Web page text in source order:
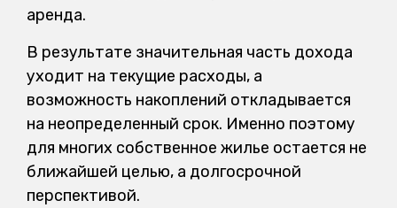
аренда.
В результате значительная часть дохода
уходит на текущие расходы, а
возможность накоплений откладывается
на неопределенный срок. Именно поэтому
для многих собственное жилье остается не
ближайшей целью, а долгосрочной
перспективой.